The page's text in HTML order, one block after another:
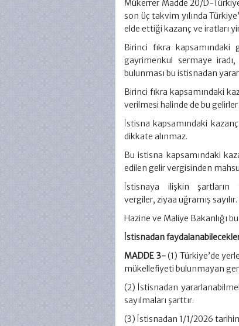
Mükerrer Madde 20/D-
son üç takvim yılında
elde ettiği kazanç ve iratları
Birinci fıkra
gayrimenkul sermaye
bulunması bu istisnadan
Birinci fıkra kapsamındaki
verilmesi halinde de bu
İstisna kapsamındaki
dikkate alınmaz.
Bu istisna kapsamındaki
edilen gelir vergisinden
İstisnaya ilişkin şartların
vergiler, ziyaa uğramış sayılır.
Hazine ve Maliye Bakanlığı
İstisnadan
MADDE 3-(1) Türkiye’de
mükellefiyeti bulunmayan
(2) İstisnadan
sayılmaları şarttır.
(3) İstisnadan 1/1/2026